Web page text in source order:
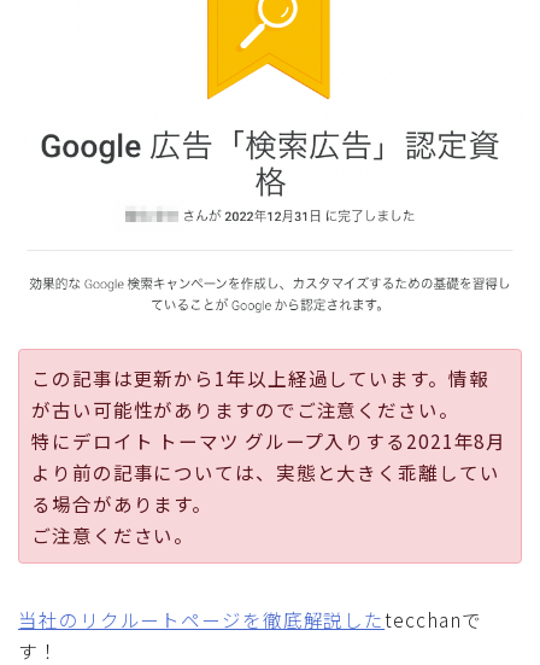
社内制度
公式ページ
この記事は更新から1年以上経過しています。情報
が古い可能性がありますのでご注意ください。
特にデロイト トーマツ グループ入りする2021年8月
より前の記事については、実態と大きく乖離してい
る場合があります。
ご注意ください。
当社のリクルートページを徹底解説したtecchanで
す！